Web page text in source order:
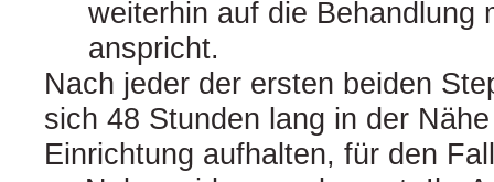
weiterhin auf die Behandlung
anspricht.
Nach jeder der ersten beiden
sich 48 Stunden lang in der
Einrichtung aufhalten, für den